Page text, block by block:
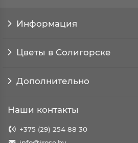
Информация
Цветы в Солигорске
Дополнительно
Наши контакты
+375 (29) 254 88 30